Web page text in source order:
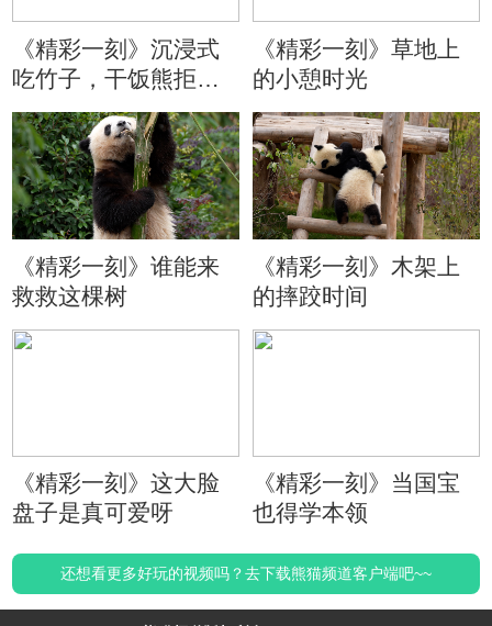
《精彩一刻》沉浸式
吃竹子，干饭熊拒绝
分心
《精彩一刻》草地上
的小憩时光
《精彩一刻》谁能来
救救这棵树
《精彩一刻》木架上
的摔跤时间
《精彩一刻》这大脸
盘子是真可爱呀
《精彩一刻》当国宝
也得学本领
还想看更多好玩的视频吗？去下载熊猫频道客户端吧~~